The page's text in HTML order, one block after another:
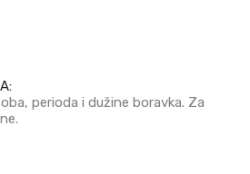
perioda i dužine boravka. Za